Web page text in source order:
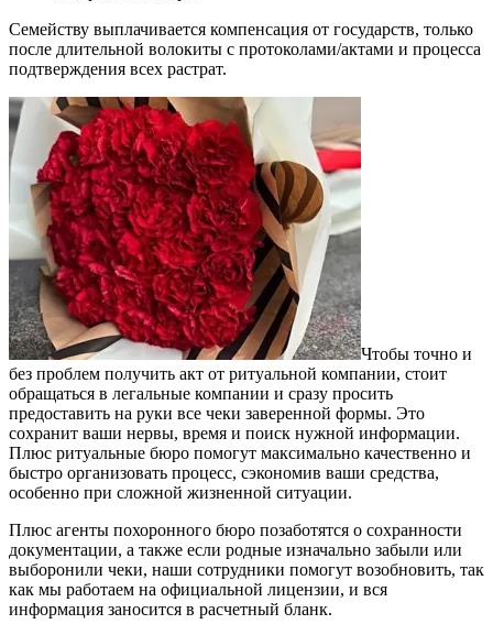
Семейству выплачивается компенсация от государств, только
после длительной волокиты с протоколами/актами и процесса
подтверждения всех растрат.
Чтобы точно и
без проблем получить акт от ритуальной компании, стоит
обращаться в легальные компании и сразу просить
предоставить на руки все чеки заверенной формы. Это
сохранит ваши нервы, время и поиск нужной информации.
Плюс ритуальные бюро помогут максимально качественно и
быстро организовать процесс, сэкономив ваши средства,
особенно при сложной жизненной ситуации.
Плюс агенты похоронного бюро позаботятся о сохранности
документации, а также если родные изначально забыли или
выборонили чеки, наши сотрудники помогут возобновить, так
как мы работаем на официальной лицензии, и вся
информация заносится в расчетный бланк.